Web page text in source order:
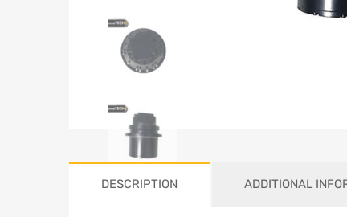
DESCRIPTION ADDITIONAL